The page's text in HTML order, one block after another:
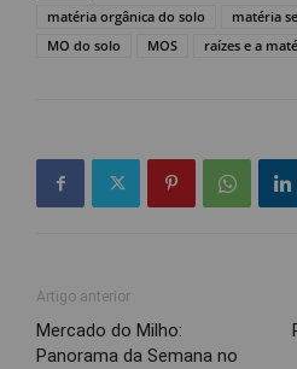
matéria orgânica do solo
matéria
MO do solo
MOS raízes e a
Artigo anterior
Mercado do Milho:
Panorama da Semana no